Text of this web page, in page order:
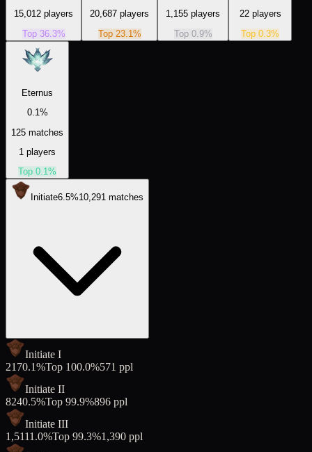
15,012 players
Top 36.3%
20,687 players
Top 23.1%
1,155 players
Top 0.9%
22players
Top 0.3%
Eternus
0.1%
125 matches
1 players
Top 0.1%
Initiate6.5%10,291 matches
Initiate I
2170.1%Top 100.0%571 ppl
Initiate II
8240.5%Top 99.9%896 ppl
Initiate III
1,5111.0%Top 99.3%1,390 ppl